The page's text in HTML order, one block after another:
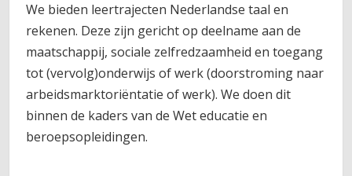
We bieden leertrajecten Nederlandse taal en
rekenen. Deze zijn gericht op deelname aan de
maatschappij, sociale zelfredzaamheid en toegang
tot (vervolg)onderwijs of werk (doorstroming naar
arbeidsmarktoriëntatie of werk). We doen dit
binnen de kaders van de Wet educatie en
beroepsopleidingen.